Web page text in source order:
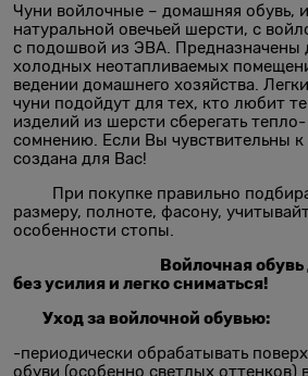
Чуни войлочные – домашняя обувь,
натуральной овечьей шерсти, с
с подошвой из ЭВА. Предназначены
холодных неотапливаемых
ведении домашнего хозяйства.
чуни подойдут для тех, кто любит
изделий из шерсти сберегать
сомнению. Если Вы чувствительны к
создана для Вас!
При покупке правильно
размеру, полноте, фасону,
особенности стопы.
Войлочная
без усилия и легко сниматься!
Уход за войлочной обувью:
-периодически обрабатывать
обуви (особенно светлых оттенков)